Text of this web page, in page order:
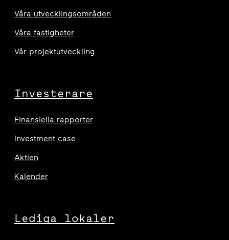
Våra utvecklingsområden
Våra fastigheter
Vår projektutveckling
Investerare
Finansiella rapporter
Investment case
Aktien
Kalender
Lediga lokaler